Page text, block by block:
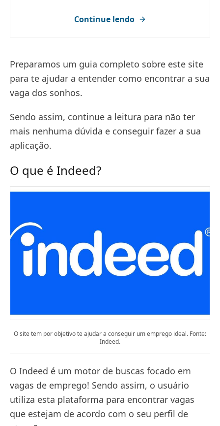
Continue lendo
Preparamos um guia completo sobre este site
para te ajudar a entender como encontrar a sua
vaga dos sonhos.
Sendo assim, continue a leitura para não ter
mais nenhuma dúvida e conseguir fazer a sua
aplicação.
O que é Indeed?
O site tem por objetivo te ajudar a conseguir um emprego ideal. Fonte:
Indeed.
O Indeed é um motor de buscas focado em
vagas de emprego! Sendo assim, o usuário
utiliza esta plataforma para encontrar vagas
que estejam de acordo com o seu perfil de